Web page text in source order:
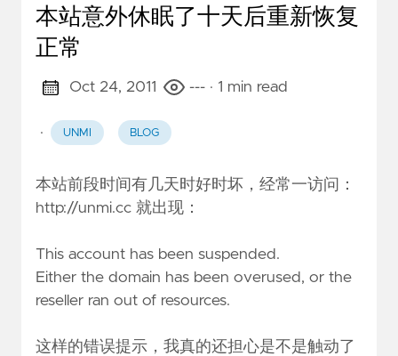
本站意外休眠了十天后重新恢复
正常
Oct 24, 2011 --- · 1 min read
· UNMI BLOG
本站前段时间有几天时好时坏，经常一访问：
http://unmi.cc 就出现：
This account has been suspended.
Either the domain has been overused, or the
reseller ran out of resources.
这样的错误提示，我真的还担心是不是触动了